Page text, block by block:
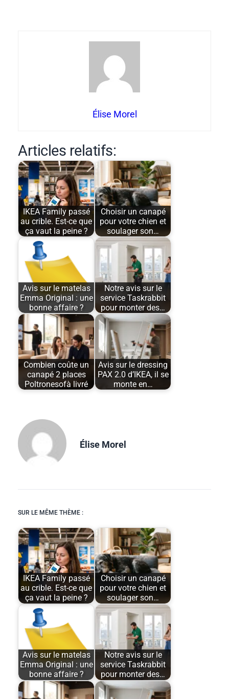
Élise Morel
Articles relatifs:
IKEA Family passé
au crible. Est-ce que
ça vaut la peine ?
Choisir un canapé
pour votre chien et
soulager son…
Avis sur le matelas
Emma Original : une
bonne affaire ?
Notre avis sur le
service Taskrabbit
pour monter des…
Combien coûte un
canapé 2 places
Poltronesofà livré
Avis sur le dressing
PAX 2.0 d’IKEA, il se
monte en…
Élise Morel
SUR LE MÊME THÈME :
IKEA Family passé
au crible. Est-ce que
ça vaut la peine ?
Choisir un canapé
pour votre chien et
soulager son…
Avis sur le matelas
Emma Original : une
bonne affaire ?
Notre avis sur le
service Taskrabbit
pour monter des…